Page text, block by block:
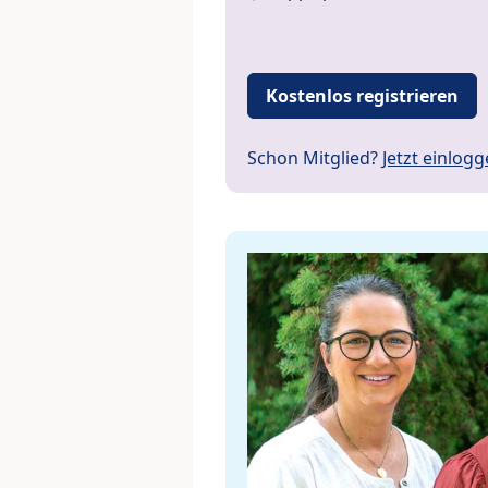
Kostenlos registrieren
Schon Mitglied? Jetzt